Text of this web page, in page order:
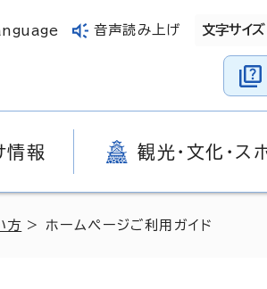
音声読み上げ 文字サイズ
情報 観光・文化・ス
方 > ホームページご利用ガイド